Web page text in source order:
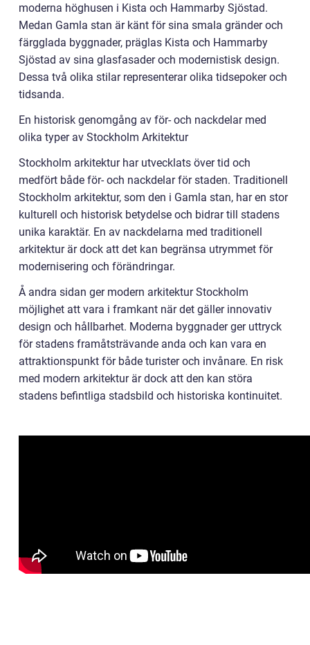
moderna höghusen i Kista och Hammarby Sjöstad.
Medan Gamla stan är känt för sina smala gränder och
färgglada byggnader, präglas Kista och Hammarby
Sjöstad av sina glasfasader och modernistisk design.
Dessa två olika stilar representerar olika tidsepoker och
tidsanda.
En historisk genomgång av för- och nackdelar med
olika typer av Stockholm Arkitektur
Stockholm arkitektur har utvecklats över tid och
medfört både för- och nackdelar för staden. Traditionell
Stockholm arkitektur, som den i Gamla stan, har en stor
kulturell och historisk betydelse och bidrar till stadens
unika karaktär. En av nackdelarna med traditionell
arkitektur är dock att det kan begränsa utrymmet för
modernisering och förändringar.
Å andra sidan ger modern arkitektur Stockholm
möjlighet att vara i framkant när det gäller innovativ
design och hållbarhet. Moderna byggnader ger uttryck
för stadens framåtsträvande anda och kan vara en
attraktionspunkt för både turister och invånare. En risk
med modern arkitektur är dock att den kan störa
stadens befintliga stadsbild och historiska kontinuitet.